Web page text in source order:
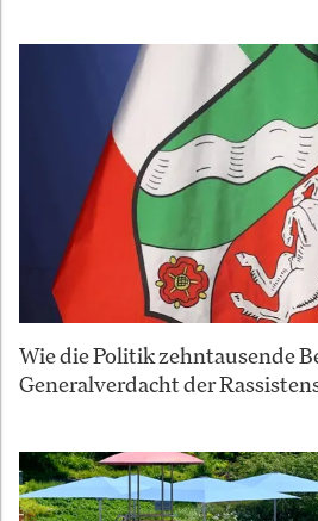
Wie die Politik zehntausende
Generalverdacht der